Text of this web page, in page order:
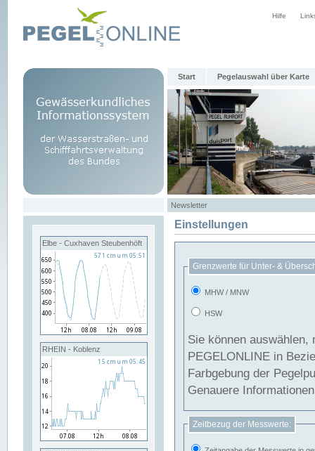
Hilfe
Start Pegelauswahl über Karte
Newsletter
Elbe - Cuxhaven Steubenhöft
RHEIN - Koblenz
Einstellungen
Grenzwerte für Unter- &
MHW / MNW
HSW
Sie können
PEGELONLINE in Beziehung
Farbgebung der
Genauere
Zeitbezug der Messwerte: